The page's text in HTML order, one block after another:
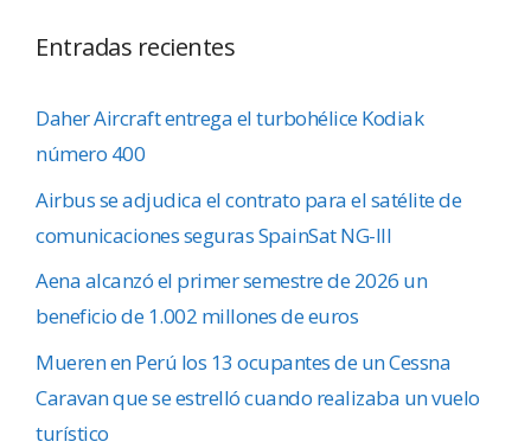
Entradas recientes
Daher Aircraft entrega el turbohélice Kodiak
número 400
Airbus se adjudica el contrato para el satélite de
comunicaciones seguras SpainSat NG-III
Aena alcanzó el primer semestre de 2026 un
beneficio de 1.002 millones de euros
Mueren en Perú los 13 ocupantes de un Cessna
Caravan que se estrelló cuando realizaba un vuelo
turístico